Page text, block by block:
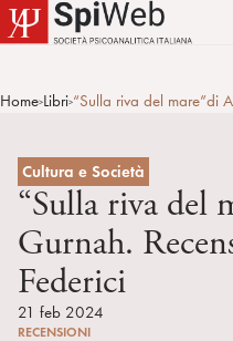
Home>Libri>“Sulla riva del mare”di
Cultura e Società
“Sulla riva del
Gurnah.
Federici
21 feb 2024
RECENSIONI